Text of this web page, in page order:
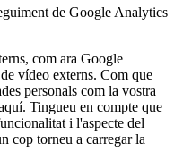
de Google Analytics
com ara Google
vídeo externs. Com que
personals com la vostra
Tingueu en compte que
i l'aspecte del
cop torneu a carregar la